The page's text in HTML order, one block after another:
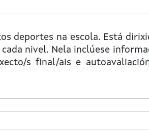
deportes na escola. Está
nivel. Nela inclúese
s final/ais e